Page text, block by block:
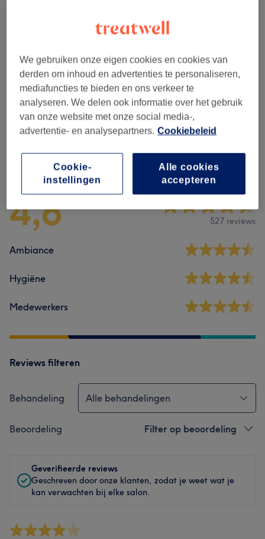
Massages (8)
Deel Massages 2 vanaf €40
Reviews
4,6 527 reviews
Ambiance
Hygiëne
Medewerkers
Reviews filteren
Behandeling Alle behandelingen
Beoordeling Filter op beoordeling
Geverifieerde reviews
Geschreven door onze klanten, zodat je weet wat je
kan verwachten bij elke salon.
We gebruiken onze eigen cookies en cookies van
derden om inhoud en advertenties te personaliseren,
mediafuncties te bieden en ons verkeer te
analyseren. We delen ook informatie over het gebruik
van onze website met onze social media-,
advertentie- en analysepartners. Cookiebeleid
Alle cookies
accepteren
Cookie-
instellingen